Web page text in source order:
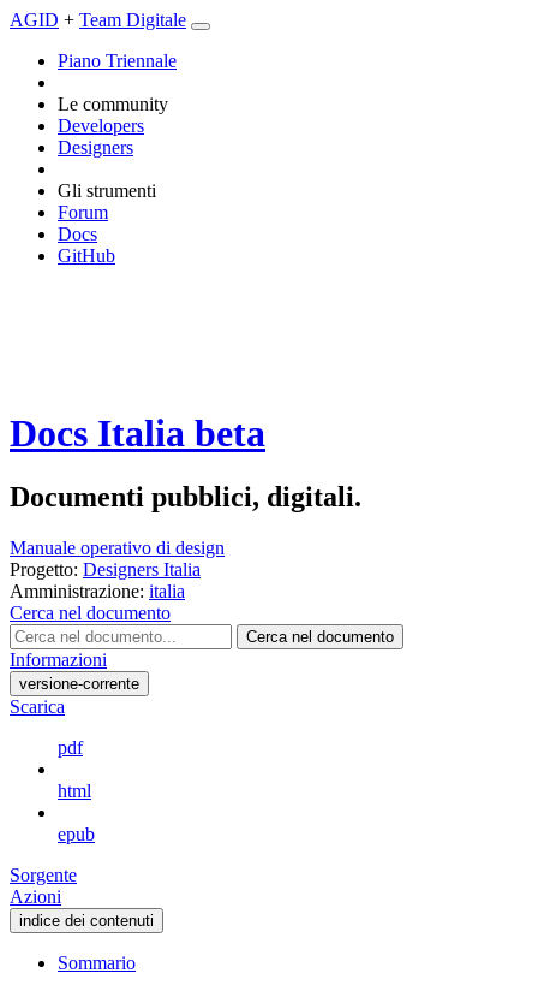
AGID + Team Digitale
Piano Triennale
Le community
Developers
Designers
Gli strumenti
Forum
Docs
GitHub
Docs Italia beta
Documenti pubblici, digitali.
Manuale operativo di design
Progetto: Designers Italia
Amministrazione: italia
Cerca nel documento
Cerca nel documento
Informazioni
versione-corrente
Scarica
pdf
html
epub
Sorgente
Azioni
indice dei contenuti
Sommario